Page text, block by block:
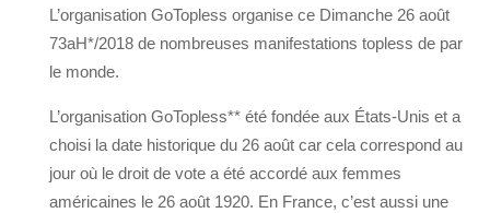
L’organisation GoTopless organise ce Dimanche 26 août
73aH*/2018 de nombreuses manifestations topless de par
le monde.
L’organisation GoTopless** été fondée aux États-Unis et a
choisi la date historique du 26 août car cela correspond au
jour où le droit de vote a été accordé aux femmes
américaines le 26 août 1920. En France, c’est aussi une